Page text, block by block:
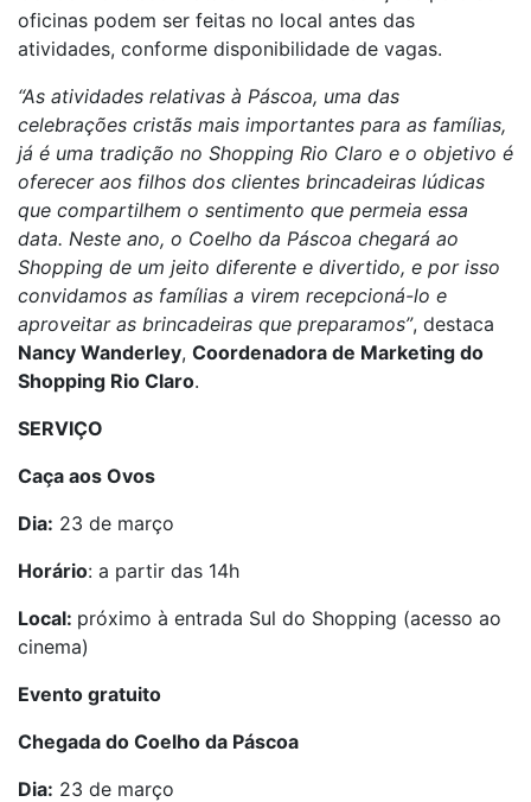
oficinas podem ser feitas no local antes das
atividades, conforme disponibilidade de vagas.
“As atividades relativas à Páscoa, uma das
celebrações cristãs mais importantes para as famílias,
já é uma tradição no Shopping Rio Claro e o objetivo é
oferecer aos filhos dos clientes brincadeiras lúdicas
que compartilhem o sentimento que permeia essa
data. Neste ano, o Coelho da Páscoa chegará ao
Shopping de um jeito diferente e divertido, e por isso
convidamos as famílias a virem recepcioná-lo e
aproveitar as brincadeiras que preparamos”, destaca
Nancy Wanderley, Coordenadora de Marketing do
Shopping Rio Claro.
SERVIÇO
Caça aos Ovos
Dia: 23 de março
Horário: a partir das 14h
Local: próximo à entrada Sul do Shopping (acesso ao
cinema)
Evento gratuito
Chegada do Coelho da Páscoa
Dia: 23 de março